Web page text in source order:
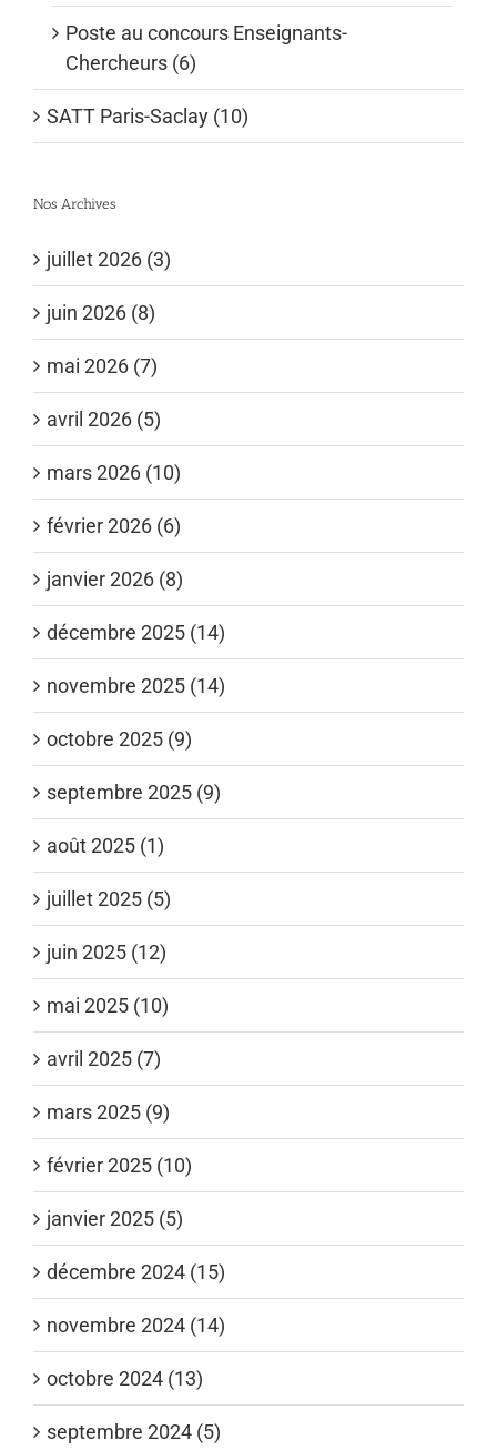
Poste au concours Enseignants-
Chercheurs (6)
SATT Paris-Saclay (10)
Nos Archives
juillet 2026 (3)
juin 2026 (8)
mai 2026 (7)
avril 2026 (5)
mars 2026 (10)
février 2026 (6)
janvier 2026 (8)
décembre 2025 (14)
novembre 2025 (14)
octobre 2025 (9)
septembre 2025 (9)
août 2025 (1)
juillet 2025 (5)
juin 2025 (12)
mai 2025 (10)
avril 2025 (7)
mars 2025 (9)
février 2025 (10)
janvier 2025 (5)
décembre 2024 (15)
novembre 2024 (14)
octobre 2024 (13)
septembre 2024 (5)